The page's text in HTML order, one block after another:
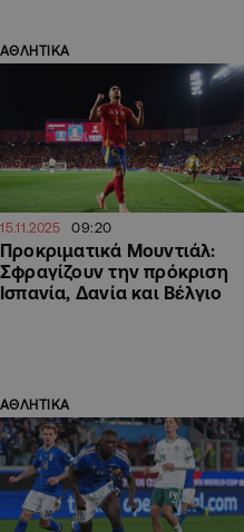
ΑΘΛΗΤΙΚΑ
15.11.2025 09:20
Προκριματικά Μουντιάλ:
Σφραγίζουν την πρόκριση
Ισπανία, Δανία και Βέλγιο
ΑΘΛΗΤΙΚΑ